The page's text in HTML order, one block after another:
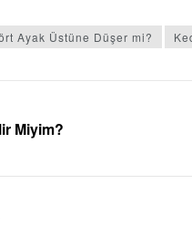
Ayak Üstüne Düşer mi?
Miyim?